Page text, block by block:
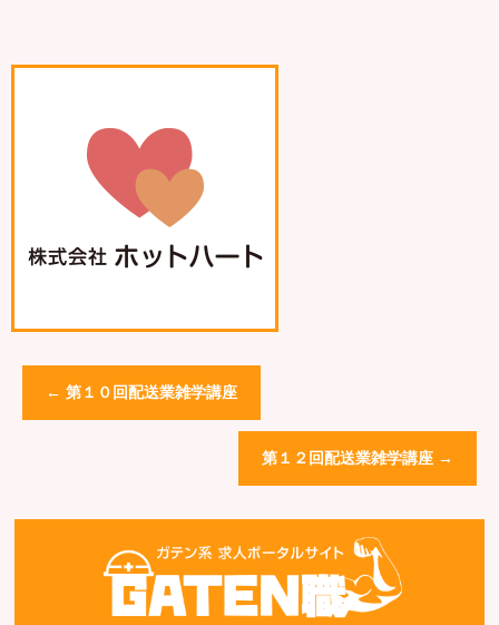
← 第１０回配送業雑学講座
第１２回配送業雑学講座 →